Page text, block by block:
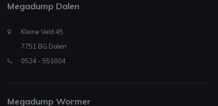
Megadump Dalen
Kleine Veld 45
7751 BG Dalen
0524 - 551004
Megadump Wormer